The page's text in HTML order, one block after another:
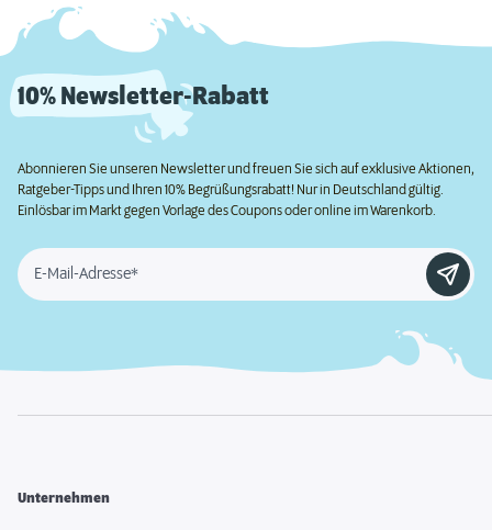
10% Newsletter-Rabatt
Abonnieren Sie unseren Newsletter und freuen Sie sich auf exklusive Aktionen,
Ratgeber-Tipps und Ihren 10% Begrüßungsrabatt! Nur in Deutschland gültig.
Einlösbar im Markt gegen Vorlage des Coupons oder online im Warenkorb.
E-Mail-Adresse*
Unternehmen